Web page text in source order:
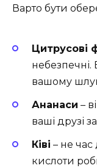
Варто бути
Цитрусові
небезпечні.
вашому
Ананаси –
ваші друзі
Ківі – не
кислоти